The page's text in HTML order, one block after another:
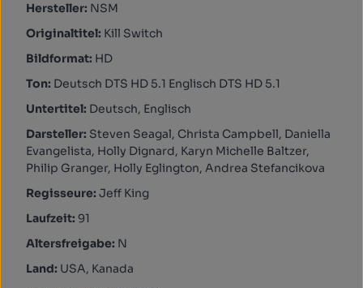
Hersteller: NSM
Originaltitel: Kill Switch
Bildformat: HD
Ton: Deutsch DTS HD 5.1 Englisch DTS HD 5.1
Untertitel: Deutsch, Englisch
Darsteller: Steven Seagal, Christa Campbell, Daniella
Evangelista, Holly Dignard, Karyn Michelle Baltzer,
Philip Granger, Holly Eglington, Andrea Stefancikova
Regisseure: Jeff King
Laufzeit: 91
Altersfreigabe: N
Land: USA, Kanada